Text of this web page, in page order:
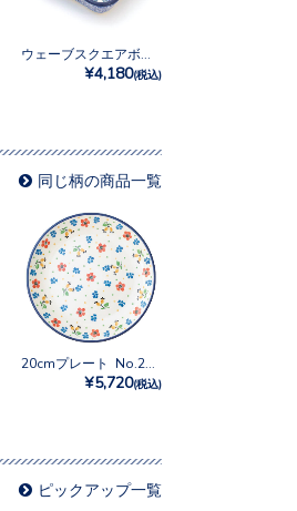
¥4,180(税込)
同じ柄の商品一覧
¥5,720(税込)
ピックアップ一覧